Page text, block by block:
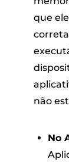
que
não
No